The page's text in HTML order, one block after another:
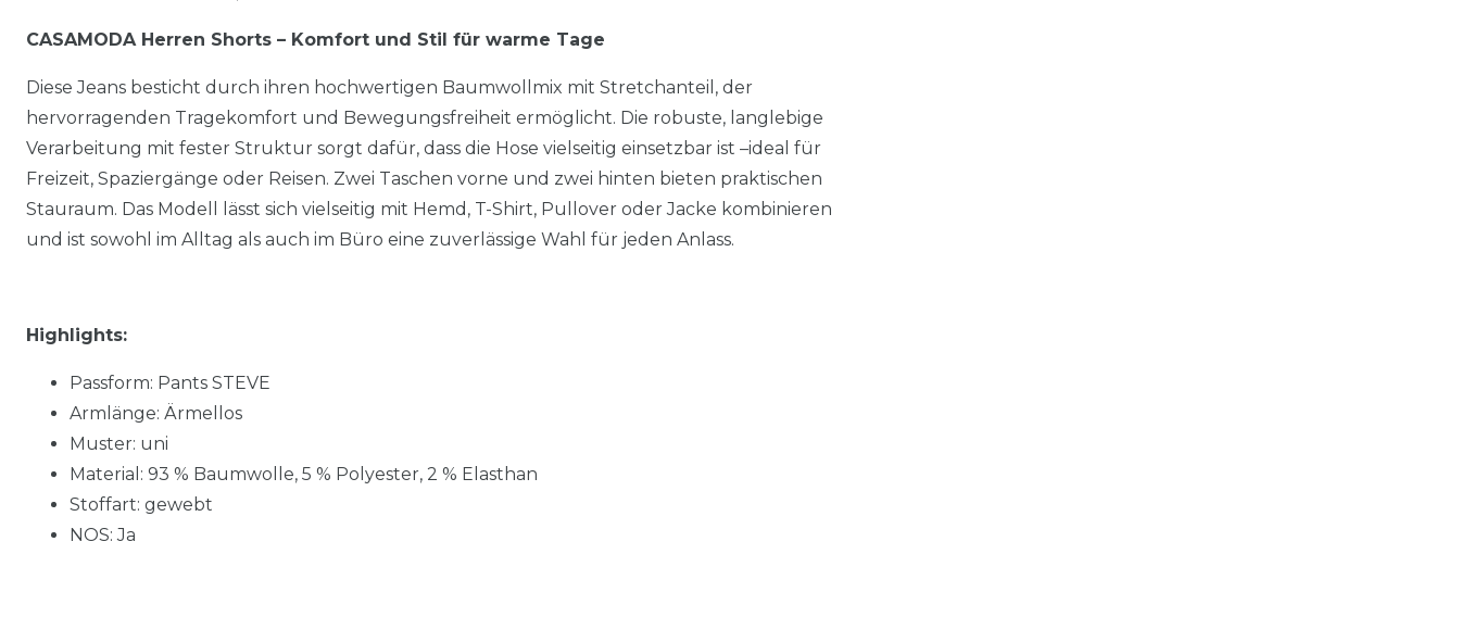
CASAMODA Herren Shorts – Komfort und Stil für warme Tage
Diese Jeans besticht durch ihren hochwertigen Baumwollmix mit Stretchanteil, der
hervorragenden Tragekomfort und Bewegungsfreiheit ermöglicht. Die robuste, langlebige
Verarbeitung mit fester Struktur sorgt dafür, dass die Hose vielseitig einsetzbar ist –ideal für
Freizeit, Spaziergänge oder Reisen. Zwei Taschen vorne und zwei hinten bieten praktischen
Stauraum. Das Modell lässt sich vielseitig mit Hemd, T-Shirt, Pullover oder Jacke kombinieren
und ist sowohl im Alltag als auch im Büro eine zuverlässige Wahl für jeden Anlass.
Highlights:
Passform: Pants STEVE
Armlänge: Ärmellos
Muster: uni
Material: 93 % Baumwolle, 5 % Polyester, 2 % Elasthan
Stoffart: gewebt
NOS: Ja